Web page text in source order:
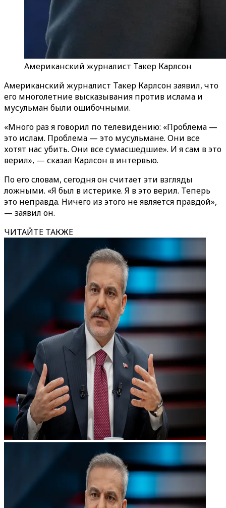
Американский журналист Такер Карлсон
Американский журналист Такер Карлсон заявил, что
его многолетние высказывания против ислама и
мусульман были ошибочными.
«Много раз я говорил по телевидению: «Проблема —
это ислам. Проблема — это мусульмане. Они все
хотят нас убить. Они все сумасшедшие». И я сам в это
верил», — сказал Карлсон в интервью.
По его словам, сегодня он считает эти взгляды
ложными. «Я был в истерике. Я в это верил. Теперь
это неправда. Ничего из этого не является правдой»,
— заявил он.
ЧИТАЙТЕ ТАКЖЕ